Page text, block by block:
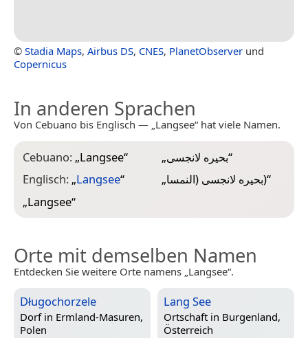
© Stadia Maps, Airbus DS, CNES, PlanetObserver und
Copernicus
In anderen Sprachen
Von Cebuano bis Englisch — „Langsee“ hat viele Namen.
Cebuano: „Langsee“
Englisch: „Langsee“
„Langsee“
„بحيره لانجسى“
„
بحيره لانجسى (النمسا)“
Orte mit demselben Namen
Entdecken Sie weitere Orte namens „Langsee“.
Długochorzele
Dorf in Ermland-Masuren,
Polen
Lang See
Ortschaft in Burgenland,
Österreich